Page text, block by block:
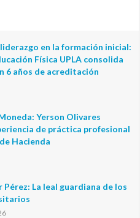
en la formación inicial:
Física UPLA consolida
6 años de acreditación
Yerson Olivares
de práctica profesional
Hacienda
La leal guardiana de los